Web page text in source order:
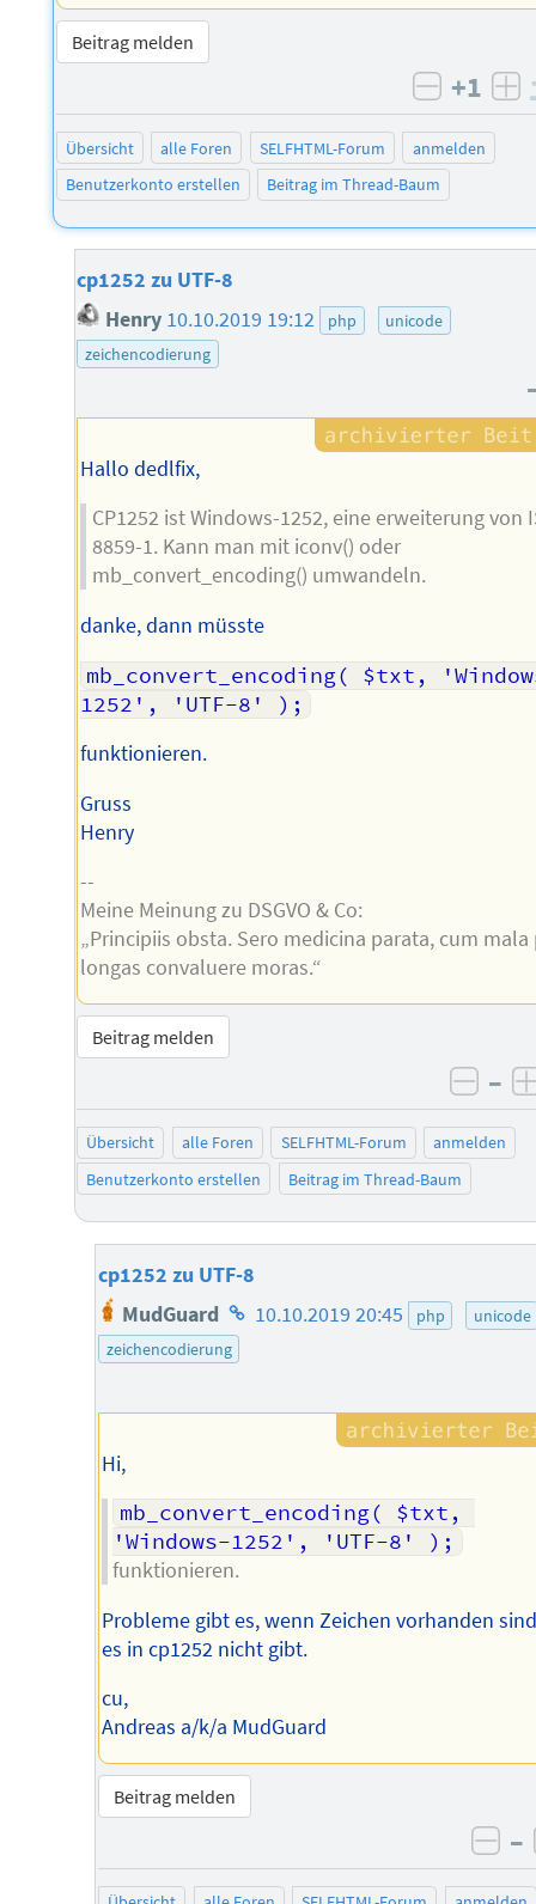
Beitrag melden
negativ
+1
Übersicht alle Foren SELFHTML-Forum
anmelden
Benutzerkonto erstellen
Beitrag im Thread-Baum
cp1252 zu UTF-8
Henry 10.10.2019 19:12 php
unicode
zeichencodierung
Hallo dedlfix,
CP1252 ist Windows-1252, eine erweiterung von
8859-1. Kann man mit iconv() oder
mb_convert_encoding() umwandeln.
danke, dann müsste
mb_convert_encoding( $txt,
1252', 'UTF-8' );
funktionieren.
Gruss
Henry
--
Meine Meinung zu DSGVO & Co:
„Principiis obsta. Sero medicina parata, cum mala
longas convaluere moras.“
Beitrag melden
–
Übersicht alle Foren SELFHTML-Forum
anmelden
Benutzerkonto erstellen
Beitrag im Thread-Baum
cp1252 zu UTF-8
MudGuard Homepage
des
10.10.2019 20:45 php
unicode
zeichencodierung
Hi,
mb_convert_encoding( $txt,
'Windows-1252', 'UTF-8' );
funktionieren.
Probleme gibt es, wenn Zeichen vorhanden
es in cp1252 nicht gibt.
cu,
Andreas a/k/a MudGuard
Beitrag melden
–